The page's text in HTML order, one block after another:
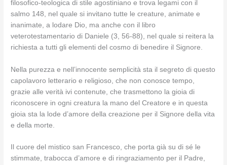
filosofico-teologica di stile agostiniano e trova legami con il
salmo 148, nel quale si invitano tutte le creature, animate e
inanimate, a lodare Dio, ma anche con il libro
veterotestamentario di Daniele (3, 56-88), nel quale si reitera la
richiesta a tutti gli elementi del cosmo di benedire il Signore.
Nella purezza e nell’innocente semplicità sta il segreto di questo
capolavoro letterario e religioso, che non conosce tempo,
grazie alle verità ivi contenute, che trasmettono la gioia di
riconoscere in ogni creatura la mano del Creatore e in questa
gioia sta la lode d’amore della creazione per il Signore della vita
e della morte.
Il cuore del mistico san Francesco, che porta già su di sé le
stimmate, trabocca d’amore e di ringraziamento per il Padre,